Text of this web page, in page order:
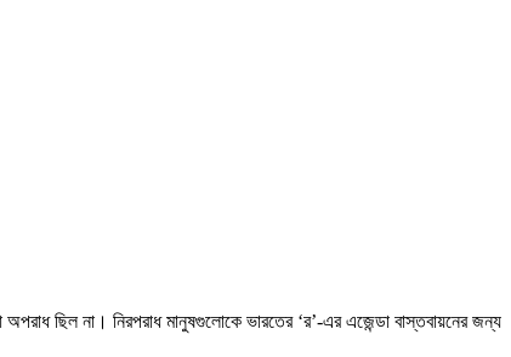
ছিল না। নিরপরাধ মানুষগুলোকে ভারতের ‘র’-এর এজেন্ডা বাস্তবায়নের জন্য